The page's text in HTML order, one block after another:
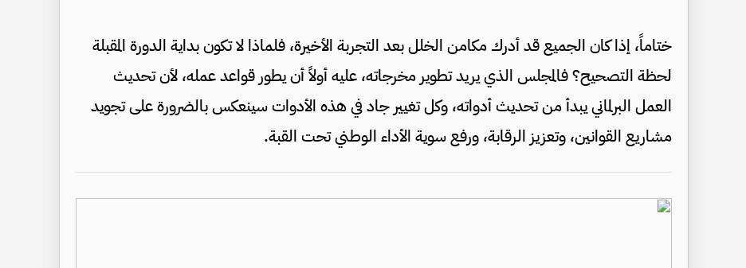
ختاماً، إذا كان الجميع قد أدرك مكامن الخلل بعد التجربة الأخيرة، فلماذا لا تكون بداية الدورة المقبلة
لحظة التصحيح؟ فالمجلس الذي يريد تطوير مخرجاته، عليه أولاً أن يطور قواعد عمله، لأن تحديث
العمل البرلماني يبدأ من تحديث أدواته، وكل تغيير جاد في هذه الأدوات سينعكس بالضرورة على تجويد
مشاريع القوانين، وتعزيز الرقابة، ورفع سوية الأداء الوطني تحت القبة.